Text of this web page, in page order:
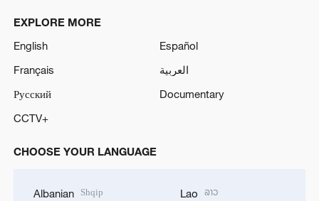
EXPLORE MORE
English
Español
Français
العربية
Русский
Documentary
CCTV+
CHOOSE YOUR LANGUAGE
Albanian Shqip Lao ລາວ